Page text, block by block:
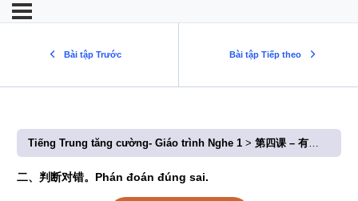
Bài tập Trước Bài tập Tiếp theo
Tiếng Trung tăng cường- Giáo trình Nghe 1 第四课 – 有趣的名字 (Bài 4: Cái tên thú vị)
二、判断对错。Phán đoán đúng sai.